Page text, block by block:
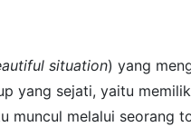
situation) yang
yang sejati, yaitu
muncul melalui seorang